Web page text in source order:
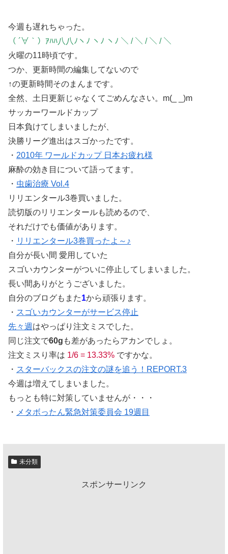
今週も遅れちゃった。
（ ´∀｀）ｱﾊﾊ八八ﾉヽﾉ ヽﾉ ヽﾉ ＼ / ＼ / ＼ / ＼
火曜の11時頃です。
つか、更新時間の編集してないので
↑の更新時間そのまんまです。
全然、土日更新じゃなくてごめんなさい。 m(_ _)m
サッカーワールドカップ
日本負けてしまいましたが、
決勝リーグ進出はスゴかったです。
・ 2010年 ワールドカップ 日本お疲れ様
麻酔の効き目について語ってます。
・ 虫歯治療 Vol.4
リリエンタール3巻買いました。
読切版のリリエンタールも読めるので、
それだけでも価値があります。
・ リリエンタール3巻買ったよ～♪
自分が長い間 愛用していた
スゴいカウンターがついに停止してしまいました。
長い間ありがとうございました。
自分のブログもまた1から頑張ります。
・ スゴいカウンターがサービス停止
先々週 はやっぱり注文ミスでした。
同じ注文で60g も差があったらアカンでしょ。
注文ミスり率は 1/6 = 13.33% ですかな。
・ スターバックスの注文の謎を追う！REPORT.3
今週は増えてしまいました。
もっとも特に対策していませんが・・・
・ メタボったん緊急対策委員会 19週目
未分類
スポンサーリンク